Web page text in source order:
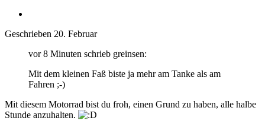
Geschrieben 20. Februar
vor 8 Minuten schrieb greinsen:
Mit dem kleinen Faß biste ja mehr am Tanke als am
Fahren ;-)
Mit diesem Motorrad bist du froh, einen Grund zu haben, alle halbe
Stunde anzuhalten.